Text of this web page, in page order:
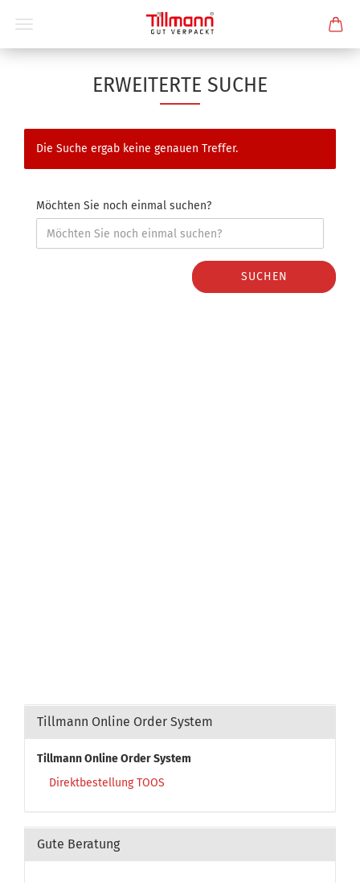
ERWEITERTE SUCHE
Die Suche ergab keine genauen Treffer.
Möchten Sie noch einmal suchen?
SUCHEN
Tillmann Online Order System
Tillmann Online Order System
Direktbestellung TOOS
Gute Beratung